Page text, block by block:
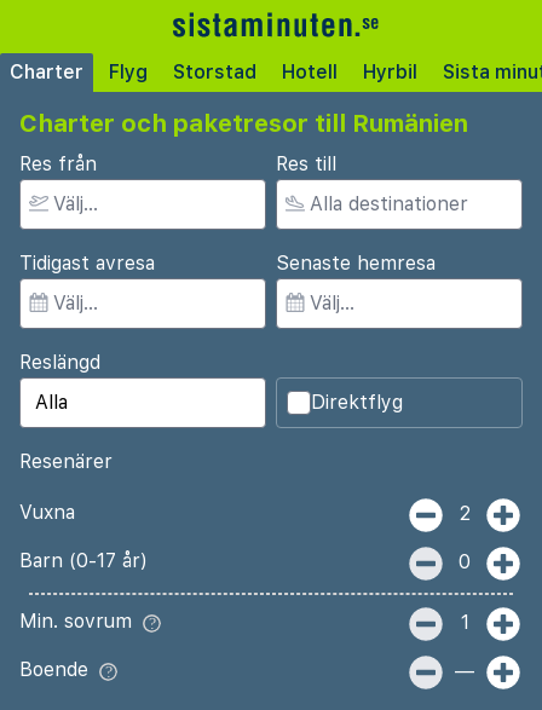
Charter Flyg Storstad Hotell Hyrbil Sista
Charter och paketresor till Rumänien
Res från Res till
Tidigast avresa Senaste hemresa
Reslängd
Direktflyg
Resenärer
Vuxna 2
Barn (0-17 år) 0
Min. sovrum 1
Boende —